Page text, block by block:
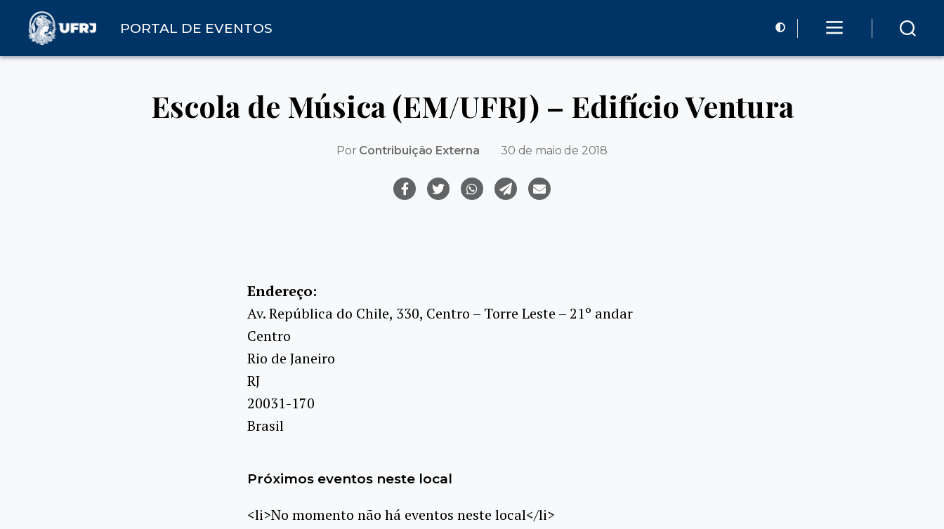
PORTAL DE EVENTOS
Escola de Música (EM/UFRJ) – Edifício Ventura
Por Contribuição Externa 30 de maio de 2018
Endereço:
Av. República do Chile, 330, Centro – Torre Leste – 21º andar
Centro
Rio de Janeiro
RJ
20031-170
Brasil
Próximos eventos neste local
<li>No momento não há eventos neste local</li>